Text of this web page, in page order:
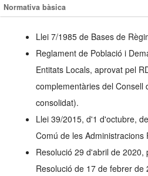
Normativa bàsica
Llei 7/1985 de Bases de
Reglament de Població i
Entitats Locals, aprovat pel
complementàries del Consell
consolidat).
Llei 39/2015, d'1 d'octubre,
Comú de les
Resolució 29 d'abril de
Resolució de 17 de febrer